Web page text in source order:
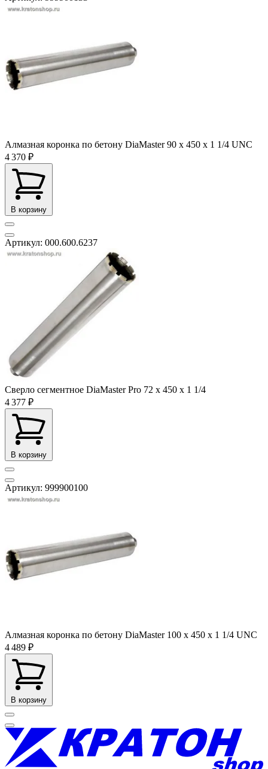
Алмазная коронка по бетону DiaMaster 90 х 450 х 1 1/4 UNC
4 370 ₽
В корзину
Артикул: 000.600.6237
Сверло сегментное DiaMaster Pro 72 х 450 х 1 1/4
4 377 ₽
В корзину
Артикул: 999900100
Алмазная коронка по бетону DiaMaster 100 х 450 х 1 1/4 UNC
4 489 ₽
В корзину